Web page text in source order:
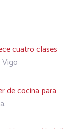
cuatro clases
Vigo
de cocina para